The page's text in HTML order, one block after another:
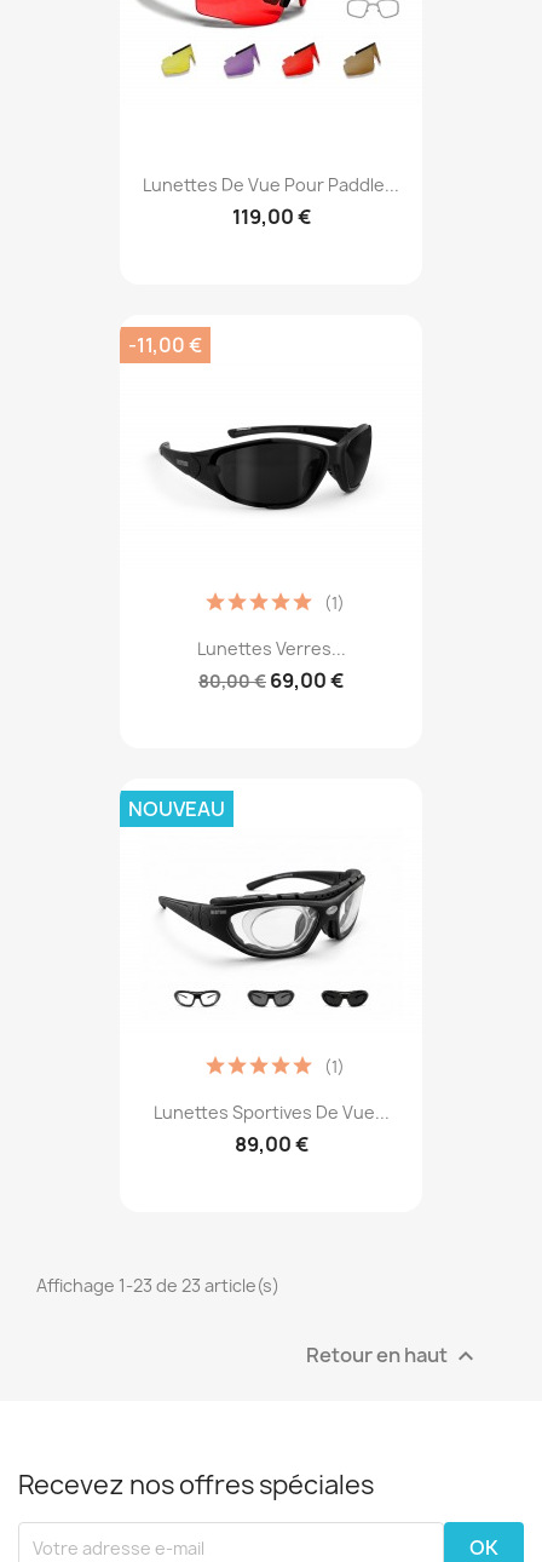
Lunettes De Vue Pour Paddle...
119,00 €
Lunettes Verres...
80,00 € 69,00 €
(1)
-11,00 €
Lunettes Sportives De Vue...
89,00 €
(1)
NOUVEAU
Affichage 1-23 de 23 article(s)
Retour en haut 
Recevez nos offres spéciales